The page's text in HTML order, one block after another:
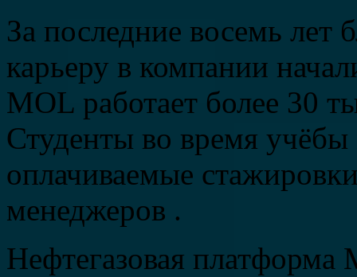
За последние восемь лет
карьеру в компании
MOL работает более 30
Студенты во время
оплачиваемые
менеджеров .
Нефтегазовая платформа